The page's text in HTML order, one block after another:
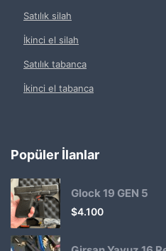
Satılık silah
İkinci el silah
Satılık tabanca
İkinci el tabanca
Popüler İlanlar
Glock 19 GEN 5
$4.100